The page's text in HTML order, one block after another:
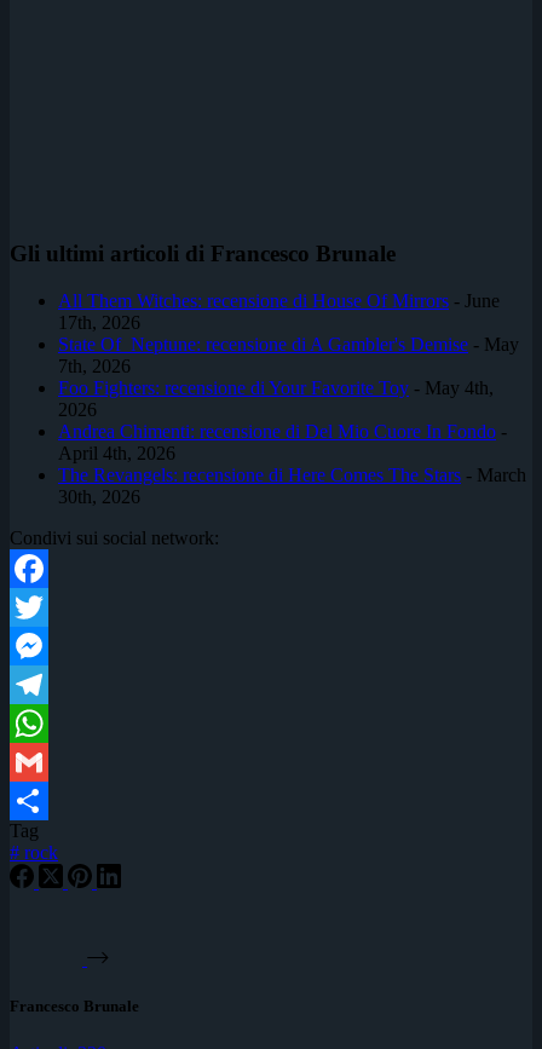
Gli ultimi articoli di Francesco Brunale
All Them Witches: recensione di House Of Mirrors - June
17th, 2026
State Of Neptune: recensione di A Gambler's Demise - May
7th, 2026
Foo Fighters: recensione di Your Favorite Toy - May 4th,
2026
Andrea Chimenti: recensione di Del Mio Cuore In Fondo -
April 4th, 2026
The Revangels: recensione di Here Comes The Stars - March
30th, 2026
Condivi sui social network:
Facebook
Twitter
Messenger
Telegram
WhatsApp
Gmail
Condividi
Tag
# rock
Francesco Brunale